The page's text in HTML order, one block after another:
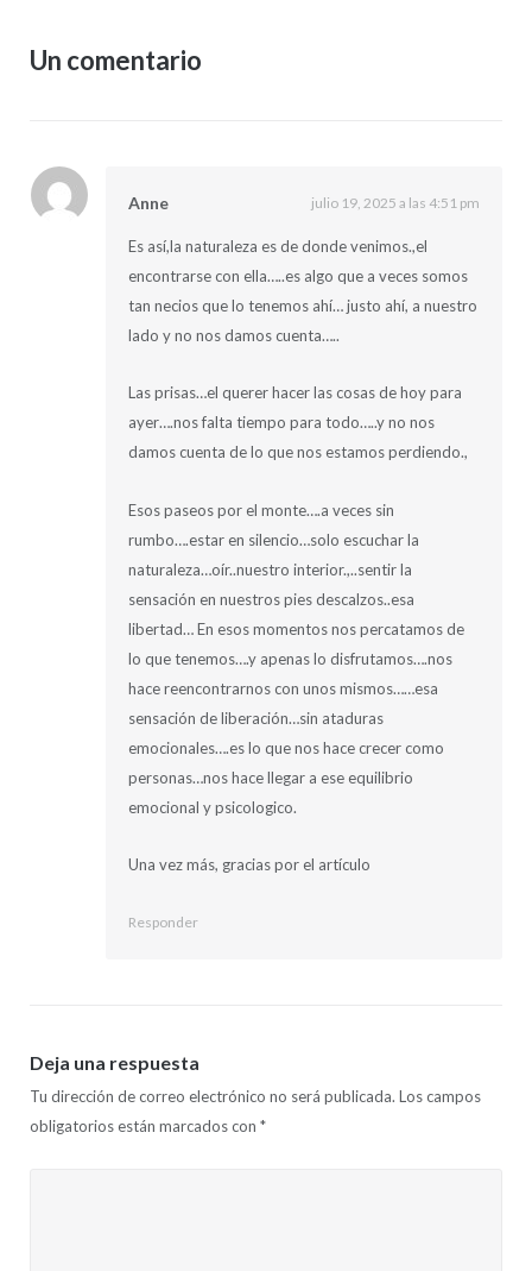
Un comentario
Anne julio 19, 2025 a las 4:51 pm
Es así,la naturaleza es de donde venimos.,el
encontrarse con ella…..es algo que a veces somos
tan necios que lo tenemos ahí… justo ahí, a nuestro
lado y no nos damos cuenta…..
Las prisas…el querer hacer las cosas de hoy para
ayer….nos falta tiempo para todo…..y no nos
damos cuenta de lo que nos estamos perdiendo.,
Esos paseos por el monte….a veces sin
rumbo….estar en silencio…solo escuchar la
naturaleza…oír..nuestro interior.,..sentir la
sensación en nuestros pies descalzos..esa
libertad… En esos momentos nos percatamos de
lo que tenemos….y apenas lo disfrutamos….nos
hace reencontrarnos con unos mismos……esa
sensación de liberación…sin ataduras
emocionales….es lo que nos hace crecer como
personas…nos hace llegar a ese equilibrio
emocional y psicologico.
Una vez más, gracias por el artículo
Responder
Deja una respuesta
Tu dirección de correo electrónico no será publicada. Los campos
obligatorios están marcados con *